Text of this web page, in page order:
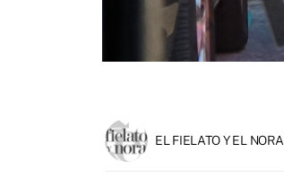
EL FIELATO Y EL NORA